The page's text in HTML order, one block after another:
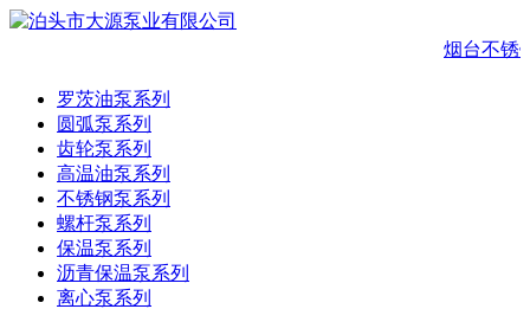
烟台不锈
罗茨油泵系列
圆弧泵系列
齿轮泵系列
高温油泵系列
不锈钢泵系列
螺杆泵系列
保温泵系列
沥青保温泵系列
离心泵系列